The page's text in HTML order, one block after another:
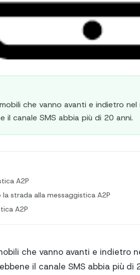
che vanno avanti e indietro
il canale SMS abbia più di 20 anni.
A2P
la strada alla messaggistica A2P
A2P
che vanno avanti e indietro
il canale SMS abbia più